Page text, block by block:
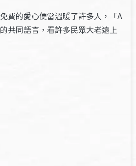
費的愛心便當溫暖了許多人，「A
共同語言，看許多民眾大老遠上